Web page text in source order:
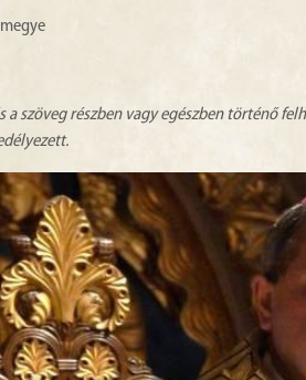
szöveg részben vagy egészben történő